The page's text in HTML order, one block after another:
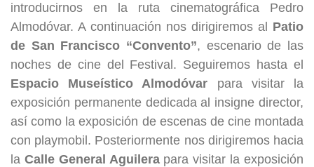
introducirnos en la ruta cinematográfica Pedro
Almodóvar. A continuación nos dirigiremos al Patio
de San Francisco “Convento”, escenario de las
noches de cine del Festival. Seguiremos hasta el
Espacio Museístico Almodóvar para visitar la
exposición permanente dedicada al insigne director,
así como la exposición de escenas de cine montada
con playmobil. Posteriormente nos dirigiremos hacia
la Calle General Aguilera para visitar la exposición